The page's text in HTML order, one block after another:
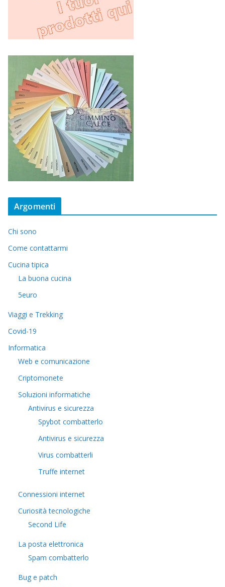
Argomenti
Chi sono
Come contattarmi
Cucina tipica
La buona cucina
5euro
Viaggi e Trekking
Covid-19
Informatica
Web e comunicazione
Criptomonete
Soluzioni informatiche
Antivirus e sicurezza
Spybot combatterlo
Antivirus e sicurezza
Virus combatterli
Truffe internet
Connessioni internet
Curiosità tecnologiche
​Second Life
La posta elettronica
Spam combatterlo
Bug e patch